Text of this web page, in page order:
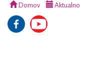
Domov Aktualno